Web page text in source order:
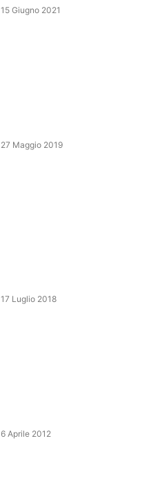
15 Giugno 2021
27 Maggio 2019
17 Luglio 2018
6 Aprile 2012